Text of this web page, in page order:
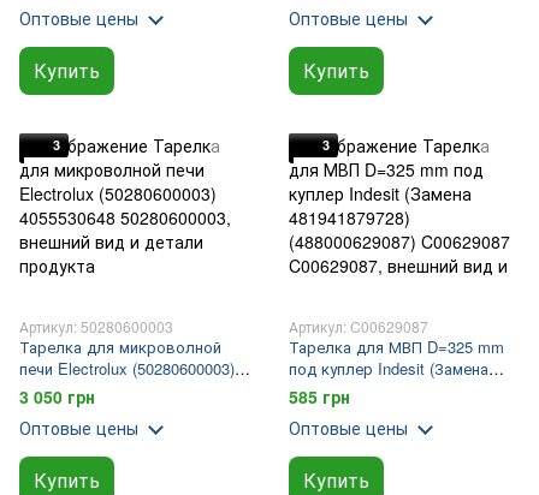
Оптовые цены
Купить
Оптовые цены
Купить
3
Артикул: 50280600003
Тарелка для микроволной
печи Electrolux (50280600003)
4055530648
3 050 грн
Оптовые цены
Купить
3
Артикул: C00629087
Тарелка для МВП D=325 mm
под куплер Indesit (Замена
481941879728) (488000629087)
C00629087
585 грн
Оптовые цены
Купить